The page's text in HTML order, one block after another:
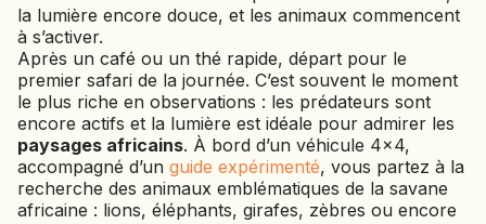
KOSOVO
LAOS
LETTONIE
LIBÉRIA
LITUANIE
MACÉDOINE DU NORD
MADAGASCAR
la lumière encore douce, et les animaux commencent
à s’activer.
Après un café ou un thé rapide, départ pour le
premier safari de la journée. C’est souvent le moment
le plus riche en observations : les prédateurs sont
encore actifs et la lumière est idéale pour admirer les
paysages africains. À bord d’un véhicule 4x4,
accompagné d’un guide expérimenté, vous partez à la
recherche des animaux emblématiques de la savane
africaine : lions, éléphants, girafes, zèbres ou encore